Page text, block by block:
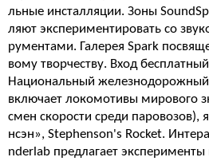
льные инсталляции. Зоны
ляют экспериментировать со
рументами. Галерея Spark
вому творчеству. Вход
Национальный
включает локомотивы мирового
смен скорости среди паровозов),
нсэн», Stephenson's Rocket.
nderlab предлагает